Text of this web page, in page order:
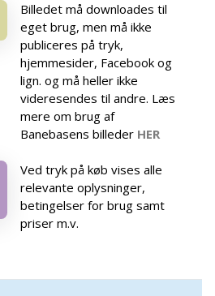
Billedet må downloades til
eget brug, men må ikke
publiceres på tryk,
hjemmesider, Facebook og
lign. og må heller ikke
videresendes til andre. Læs
mere om brug af
Banebasens billeder HER
Ved tryk på køb vises alle
relevante oplysninger,
betingelser for brug samt
priser m.v.